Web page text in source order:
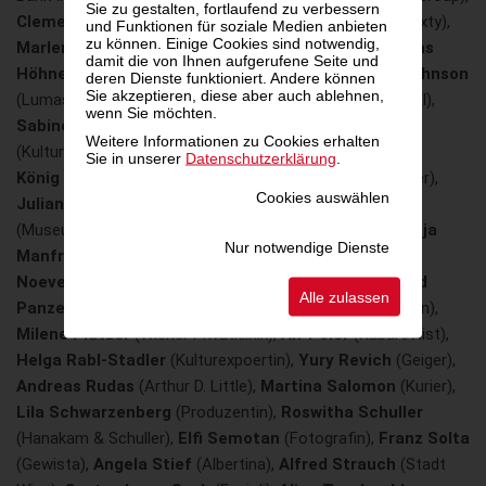
Sie zu gestalten, fortlaufend zu verbessern
und Funktionen für soziale Medien anbieten
zu können. Einige Cookies sind notwendig,
damit die von Ihnen aufgerufene Seite und
deren Dienste funktioniert. Andere können
Sie akzeptieren, diese aber auch ablehnen,
wenn Sie möchten.
Weitere Informationen zu Cookies erhalten
Sie in unserer Datenschutzerklärung
Cookies auswählen
Nur notwendige Dienste
Alle zulassen
Clemens Haipl(ORF),Magdalena Hankus(Hankus 3Sixty),
Marlene Hanschitz-Halikias(Grant Thornton),Thomas
Höhne
(Jurist), Adrian Hollaender(Jurist),Hannah Johnson
(Lumas),
Michael Kafesie(Raiffeisen Bank International),
Sabine Karner
(Kulturexperte),Mario Kiesenhofer(Künstler),Thomas
König
(Ausstellungsmacher),
Julian Le Play
(Singer Songwriter),Bettina Leidl
(Museumsquartier),
Anja
Manfredi
Robert Menasse(Autor),Peter
Noever
(Lounge FM),Richard
Panzenböck
Stephanie Pflaum(Künstlerin),
Milene Platzer(Wiener Privatklinik),Alf Poier(Kabarettist),
Helga Rabl-Stadler (Kulturexpoertin), Yury Revich (Geiger),
Andreas Rudas (Arthur D. Little), Martina Salomon (Kurier),
Lila Schwarzenberg (Produzentin), Roswitha Schuller
(Hanakam & Schuller), Elfi Semotan (Fotografin), Franz Solta
(Gewista), Angela Stief (Albertina), Alfred Strauch (Stadt